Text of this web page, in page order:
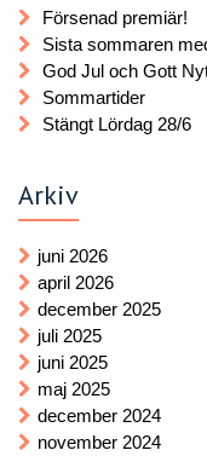
Försenad premiär!
Sista sommaren
God Jul och Gott
Sommartider
Stängt Lördag 28/6
Arkiv
juni 2026
april 2026
december 2025
juli 2025
juni 2025
maj 2025
december 2024
november 2024